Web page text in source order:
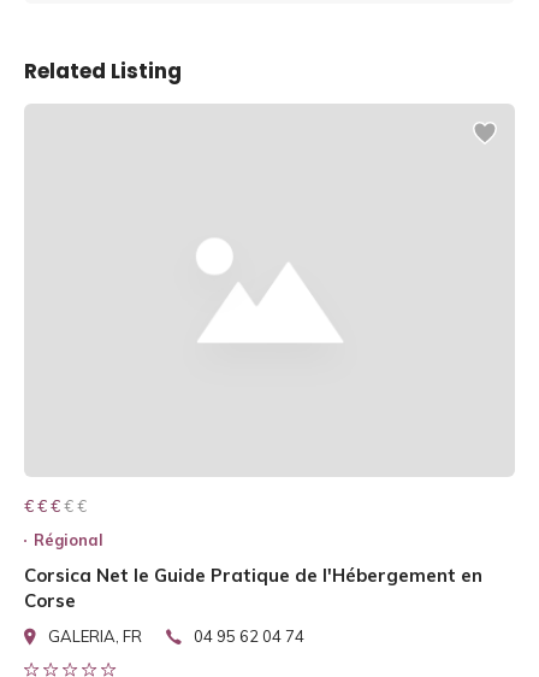
Related Listing
€ € € € €
€ € €
Régional
Corsica Net le Guide Pratique de l'Hébergement en
Corse
GALERIA, FR 04 95 62 04 74